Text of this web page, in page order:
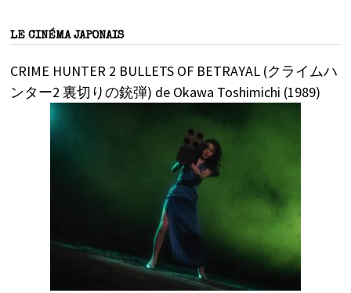
LE CINÉMA JAPONAIS
CRIME HUNTER 2 BULLETS OF BETRAYAL (クライムハ
ンター2 裏切りの銃弾) de Okawa Toshimichi (1989)